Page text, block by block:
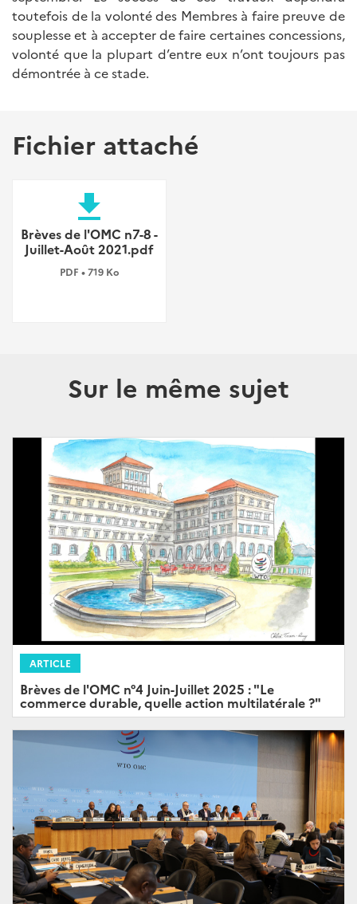
toutefois de la volonté des Membres à faire preuve de
souplesse et à accepter de faire certaines concessions,
volonté que la plupart d’entre eux n’ont toujours pas
démontrée à ce stade.
Fichier attaché
file_download
Brèves de l'OMC n7-8 -
Juillet-Août 2021.pdf
PDF • 719 Ko
Sur le même sujet
ARTICLE
Brèves de l'OMC n°4 Juin-Juillet 2025 : "Le
commerce durable, quelle action multilatérale ?"